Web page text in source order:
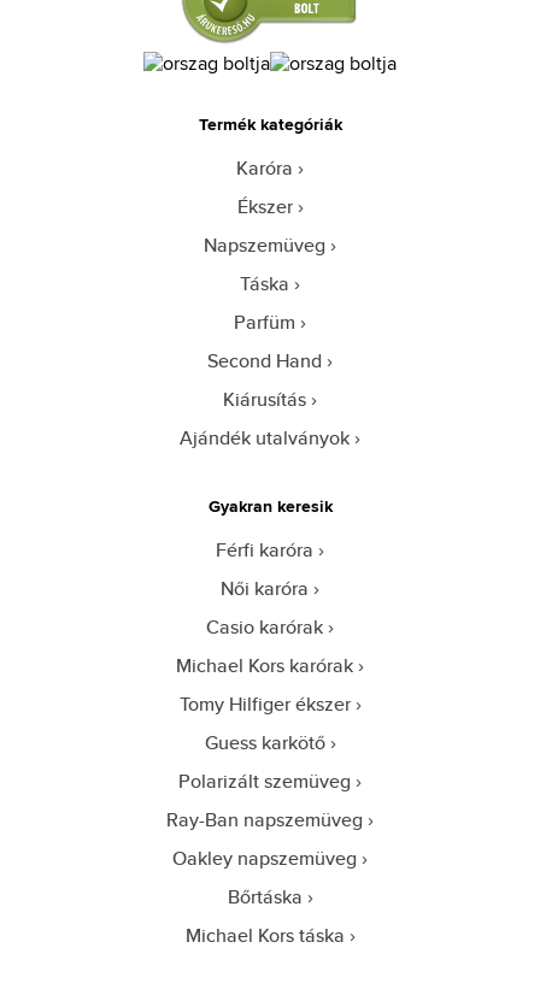
Termék kategóriák
Karóra
Ékszer
Napszemüveg
Táska
Parfüm
Second Hand
Kiárusítás
Ajándék utalványok
Gyakran keresik
Férfi karóra
Női karóra
Casio karórak
Michael Kors karórak
Tomy Hilfiger ékszer
Guess karkötő
Polarizált szemüveg
Ray-Ban napszemüveg
Oakley napszemüveg
Bőrtáska
Michael Kors táska